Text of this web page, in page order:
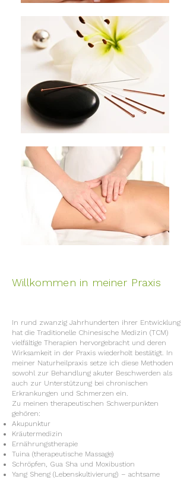
Willkommen in meiner Praxis
In rund zwanzig Jahrhunderten ihrer Entwicklung
hat die Traditionelle Chinesische Medizin (TCM)
vielfältige Therapien hervorgebracht und deren
Wirksamkeit in der Praxis wiederholt bestätigt. In
meiner Naturheilpraxis setze ich diese Methoden
sowohl zur Behandlung akuter Beschwerden als
auch zur Unterstützung bei chronischen
Erkrankungen und Schmerzen ein.
Zu meinen therapeutischen Schwerpunkten
gehören:
Akupunktur
Kräutermedizin
Ernährungstherapie
Tuina (therapeutische Massage)
Schröpfen, Gua Sha und Moxibustion
Yang Sheng (Lebenskultivierung) – achtsame